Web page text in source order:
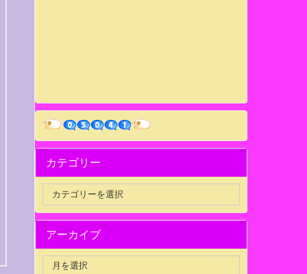
カテゴリー
アーカイブ